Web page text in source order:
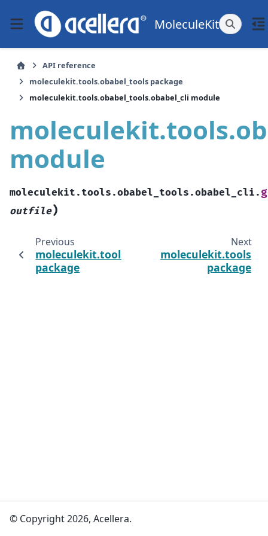
MoleculeKit
API reference
moleculekit.tools.obabel_tools package
moleculekit.tools.obabel_tools.obabel_cli module
module
moleculekit.tools.obabel_tools.obabel_cli.
outfile)
Previous
moleculekit.tools.obabel_tools
package
Next
moleculekit.tools
package
© Copyright 2026, Acellera.